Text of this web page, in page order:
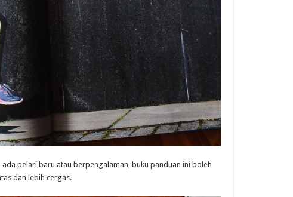
pelari baru atau berpengalaman, buku panduan ini boleh
dan lebih cergas.